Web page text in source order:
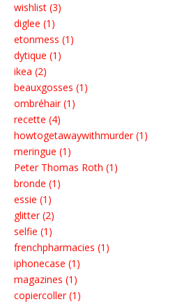
wishlist (3)
diglee (1)
etonmess (1)
dytique (1)
ikea (2)
beauxgosses (1)
ombréhair (1)
recette (4)
howtogetawaywithmurder (1)
meringue (1)
Peter Thomas Roth (1)
bronde (1)
essie (1)
glitter (2)
selfie (1)
frenchpharmacies (1)
iphonecase (1)
magazines (1)
copiercoller (1)